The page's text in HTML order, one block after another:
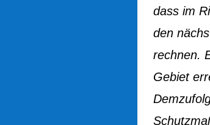
dass im
den
rechnen.
Gebiet